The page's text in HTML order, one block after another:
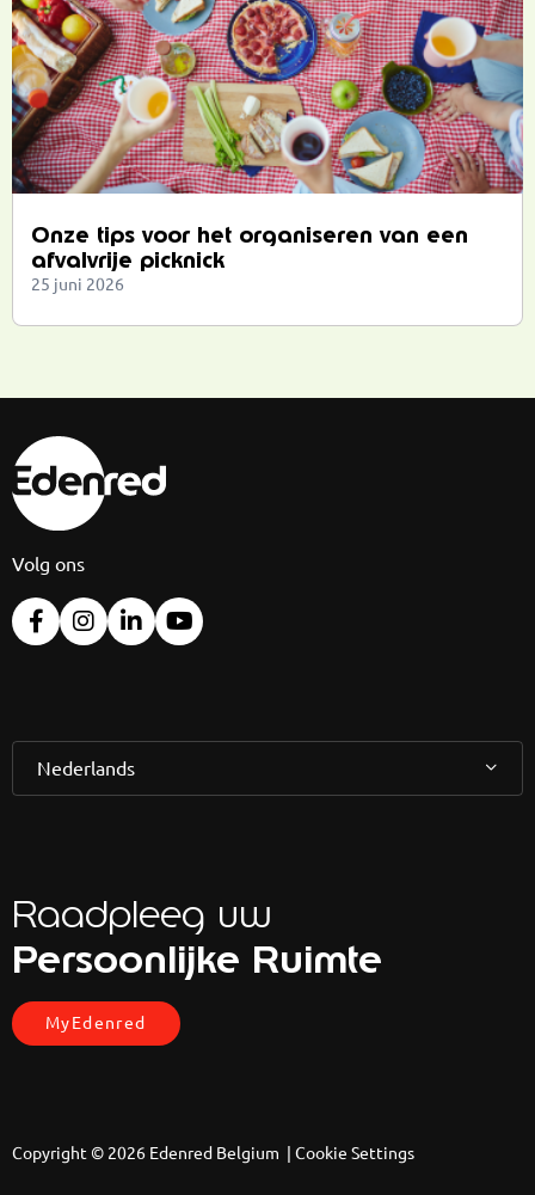
Onze tips voor het organiseren van een
afvalvrije picknick
25 juni 2026
Volg ons
Nederlands
Raadpleeg uw
Persoonlijke Ruimte
MyEdenred
Copyright © 2026 Edenred Belgium | Cookie Settings